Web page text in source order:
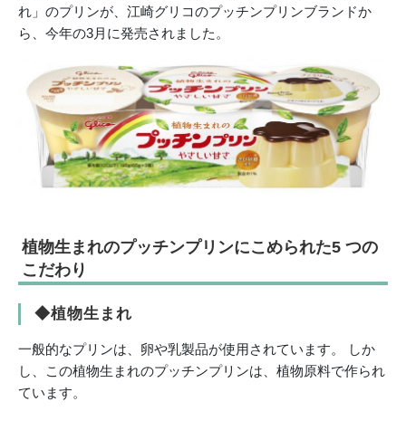
れ」のプリンが、江崎グリコのプッチンプリンブランドか
ら、今年の3月に発売されました。
植物生まれのプッチンプリンにこめられた5 つの
こだわり
◆植物生まれ
一般的なプリンは、卵や乳製品が使用されています。 しか
し、この植物生まれのプッチンプリンは、植物原料で作られ
ています。